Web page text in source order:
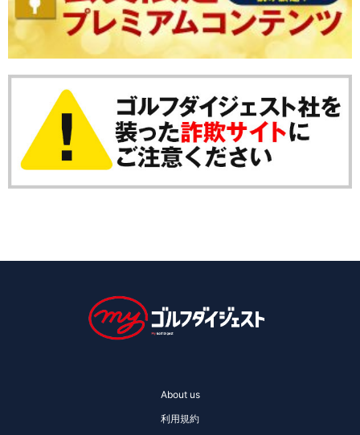
About us
利用規約